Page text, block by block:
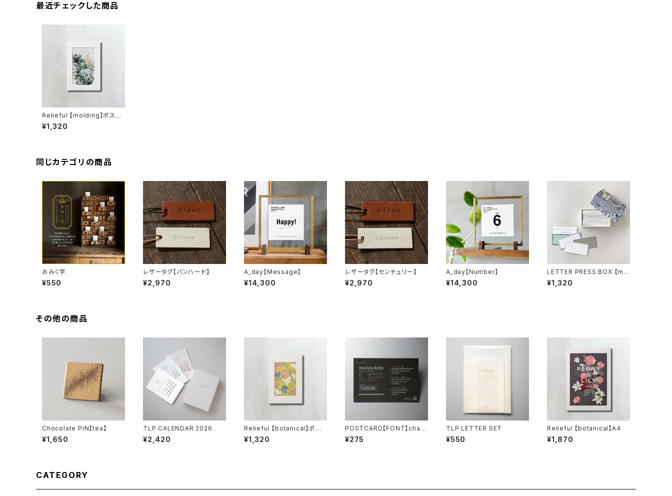
最近チェックした商品
Relieful 【molding】ポスト
カードサイズ
¥1,320
同じカテゴリの商品
おみく字
¥550
レザータグ【バンハード】
¥2,970
A_day【Message】
¥14,300
レザータグ【センチュリー】
¥2,970
A_day【Number】
¥14,300
LETTER PRESS BOX 【me
ssage card】
¥1,320
その他の商品
Chocolate PIN【tea】
¥1,650
TLP CALENDAR 2026
¥2,420
Relieful 【botanical】ポスト
カードサイズ
¥1,320
POSTCARD【FONT】charc
oal
¥275
TLP LETTER SET
¥550
Relieful 【botanical】A4
¥1,870
CATEGORY